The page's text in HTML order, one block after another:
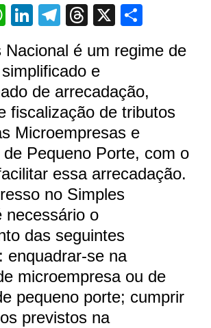
WhatsApp
LinkedIn
Telegram
Threads
X
Nacional é um regime de
e
de arrecadação,
fiscalização de tributos
Microempresas e
de Pequeno Porte, com o
essa arrecadação.
no Simples
necessário o
das seguintes
enquadrar-se na
microempresa ou de
pequeno porte; cumprir
previstos na